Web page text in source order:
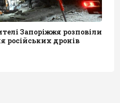
Запоріжжя розповіли
російських дронів